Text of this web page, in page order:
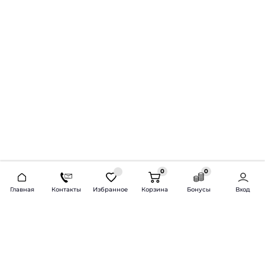
Главная Контакты Избранное
0
Корзина
0
Бонусы Вход
2026 © Продажа и установка автозвука.
Доставка по всей России и СНГ